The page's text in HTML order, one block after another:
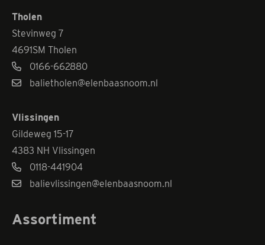
Tholen
Stevinweg 7
4691SM Tholen
0166-662880
balietholen@elenbaasnoom.nl
Vlissingen
Gildeweg 15-17
4383 NH Vlissingen
0118-441904
balievlissingen@elenbaasnoom.nl
Assortiment